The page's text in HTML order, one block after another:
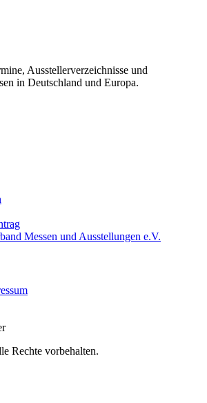
Ausstellerverzeichnisse und
in Deutschland und Europa.
Messen und Ausstellungen e.V.
Rechte vorbehalten.